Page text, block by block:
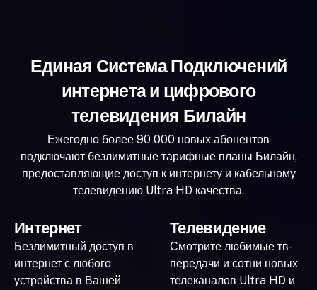
Единая Система Подключений
интернета и цифрового
телевидения Билайн
Ежегодно более 90 000 новых абонентов
подключают безлимитные тарифные планы Билайн,
предоставляющие доступ к интернету и кабельному
телевидению Ultra HD качества.
Интернет
Безлимитный доступ в
интернет с любого
устройства в Вашей
Телевидение
Смотрите любимые тв-
передачи и сотни новых
телеканалов Ultra HD и